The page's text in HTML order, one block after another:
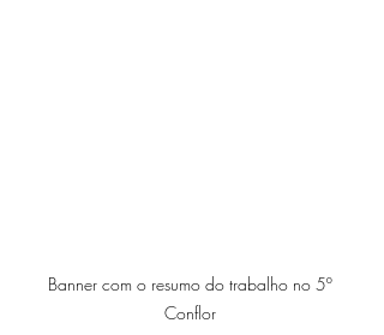
Banner com o resumo do trabalho no 5º
Conflor